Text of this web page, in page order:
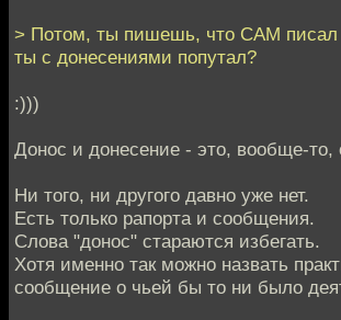
> Потом, ты пишешь, что САМ писал
ты с донесениями попутал?
:)))
Донос и донесение - это, вообще-то,
Ни того, ни другого давно уже нет.
Есть только рапорта и сообщения.
Слова "донос" стараются избегать.
Хотя именно так можно назвать
сообщение о чьей бы то ни было